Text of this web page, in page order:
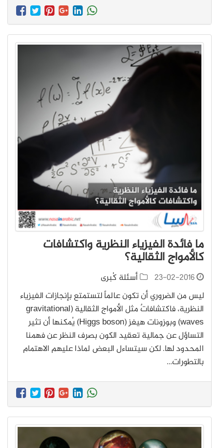
ما فائدة الفيزياء النظرية واكتشافات
كالأمواج الثقالية؟
23-02-2016
أسئلة كُبرى
ليس من الضروري أن تكون عالماً لتستمتع بإنجازات الفيزياء
النظرية، فاكتشافاتٌ مثل الأمواج الثقالية (gravitational
waves) وبوزونات هيغز (Higgs boson) يُمكنها أن تثير
التساؤل عن جمالية تعقيد الكون بصرف النظر عن فهمنا
المحدود لها. لكن سيتساءل البعض لماذا عليهم الاهتمام
بالتطورات…